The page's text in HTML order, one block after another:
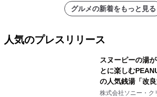
グルメの新着をもっと見る
人気のプレスリリース
スヌーピーの湯
とに楽しむ
の人気銭湯「改
ラボレーション
株式会社ソニー・ク